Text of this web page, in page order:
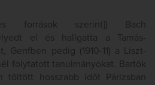
források szerint]) Bach
el és hallgatta a Tamás-
Genfben pedig (1910-11) a Liszt-
folytatott tanulmányokat. Bartók
töltött hosszabb időt Párizsban